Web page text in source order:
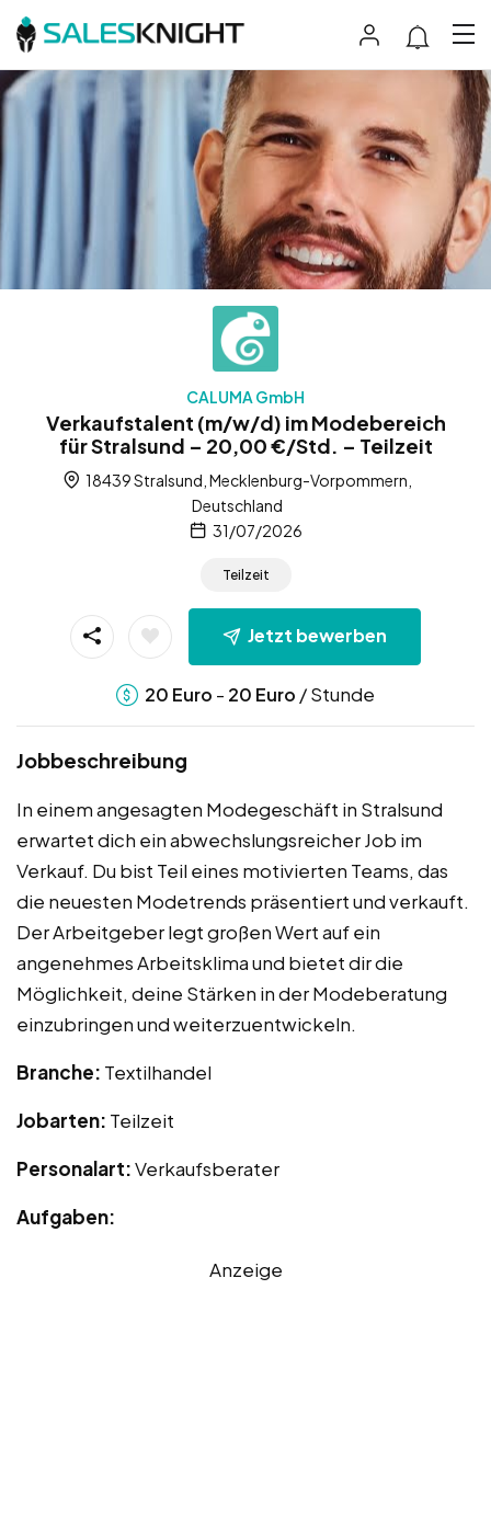
CALUMA GmbH
Verkaufstalent (m/w/d) im Modebereich
für Stralsund – 20,00 €/Std. – Teilzeit
18439 Stralsund, Mecklenburg-Vorpommern,
Deutschland
31/07/2026
Teilzeit
Jetzt bewerben
20 Euro - 20 Euro / Stunde
Jobbeschreibung
In einem angesagten Modegeschäft in Stralsund
erwartet dich ein abwechslungsreicher Job im
Verkauf. Du bist Teil eines motivierten Teams, das
die neuesten Modetrends präsentiert und verkauft.
Der Arbeitgeber legt großen Wert auf ein
angenehmes Arbeitsklima und bietet dir die
Möglichkeit, deine Stärken in der Modeberatung
einzubringen und weiterzuentwickeln.
Branche: Textilhandel
Jobarten: Teilzeit
Personalart:Verkaufsberater
Aufgaben:
Anzeige